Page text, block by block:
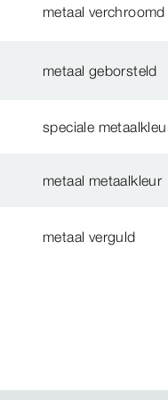
metaal verchroomd
metaal geborsteld
speciale
metaal metaalkleur
metaal verguld